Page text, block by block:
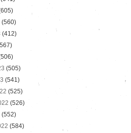
(560)
(412)
(505)
(541)
(525)
(526)
(552)
(584)